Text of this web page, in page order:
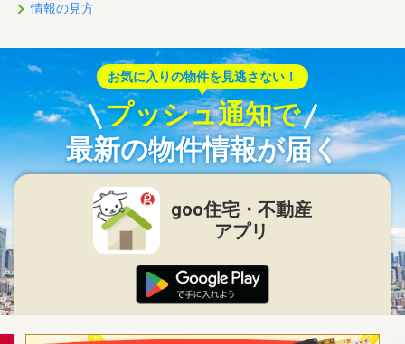
情報の見方
お気に入りの物件を見逃さない！
プッシュ通知で
最新の物件情報が届く
goo住宅・不動産
アプリ